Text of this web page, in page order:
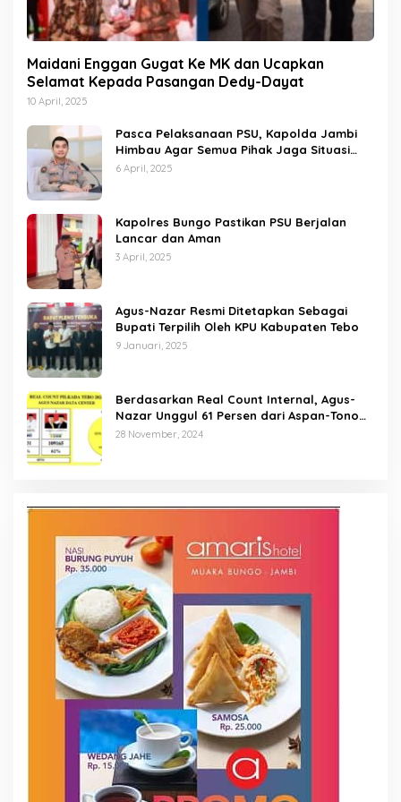
Maidani Enggan Gugat Ke MK dan Ucapkan
Selamat Kepada Pasangan Dedy-Dayat
10 April, 2025
Pasca Pelaksanaan PSU, Kapolda Jambi
Himbau Agar Semua Pihak Jaga Situasi
Kamtibmas
6 April, 2025
Kapolres Bungo Pastikan PSU Berjalan
Lancar dan Aman
3 April, 2025
Agus-Nazar Resmi Ditetapkan Sebagai
Bupati Terpilih Oleh KPU Kabupaten Tebo
9 Januari, 2025
Berdasarkan Real Count Internal, Agus-
Nazar Unggul 61 Persen dari Aspan-Tono
Hanya 39 Persen
28 November, 2024